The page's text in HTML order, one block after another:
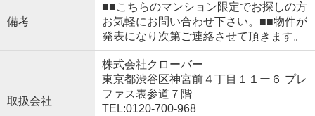
備考
■■こちらのマンション限定でお探しの方
お気軽にお問い合わせ下さい。■■物件が
発表になり次第ご連絡させて頂きます。
取扱会社
株式会社クローバー
東京都渋谷区神宮前４丁目１１ー６ プレ
ファス表参道７階
TEL:0120-700-968